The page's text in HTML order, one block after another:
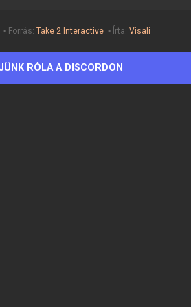
Forrás: Take 2 Interactive ▪ Írta: Visali
RÓLA A DISCORDON